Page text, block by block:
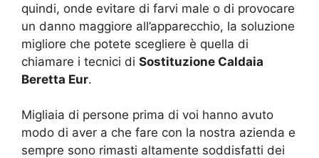
quindi, onde evitare di farvi male o di provocare
un danno maggiore all’apparecchio, la soluzione
migliore che potete scegliere è quella di
chiamare i tecnici di Sostituzione Caldaia
Beretta Eur.
Migliaia di persone prima di voi hanno avuto
modo di aver a che fare con la nostra azienda e
sempre sono rimasti altamente soddisfatti dei